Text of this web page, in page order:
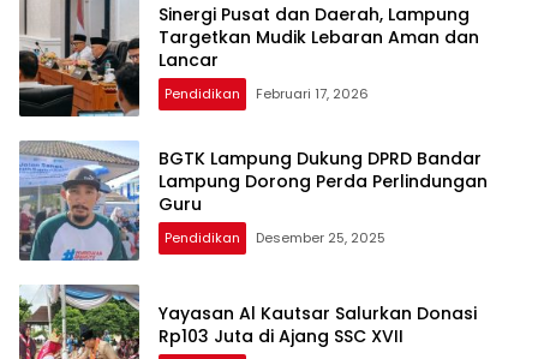
Sinergi Pusat dan Daerah, Lampung
Targetkan Mudik Lebaran Aman dan
Lancar
Pendidikan Februari 17, 2026
BGTK Lampung Dukung DPRD Bandar
Lampung Dorong Perda Perlindungan
Guru
Pendidikan Desember 25, 2025
Yayasan Al Kautsar Salurkan Donasi
Rp103 Juta di Ajang SSC XVII